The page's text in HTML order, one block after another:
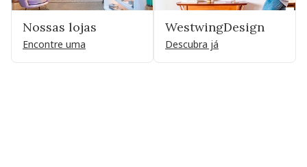
Nossas lojas
Encontre uma
WestwingDesign
Descubra já